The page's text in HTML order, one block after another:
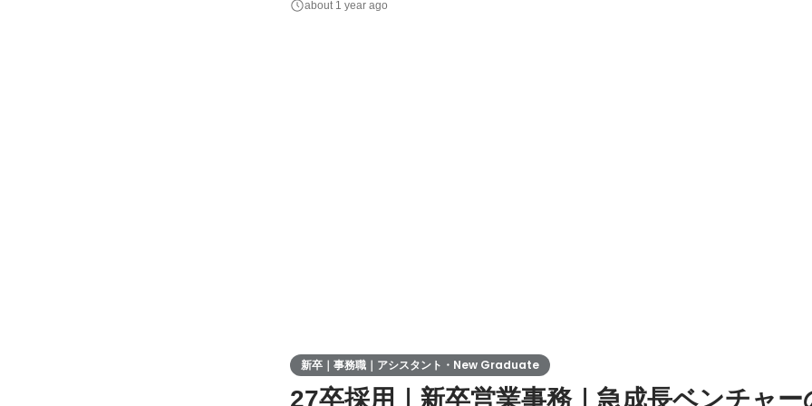
る広告配信結果の報告資料の作成 ・デイリー、定期更新（データ更新） ・レポート作成（
about 1 year ago
新卒｜事務職｜アシスタント・New Graduate
27卒採用｜新卒営業事務｜急成長ベンチャー